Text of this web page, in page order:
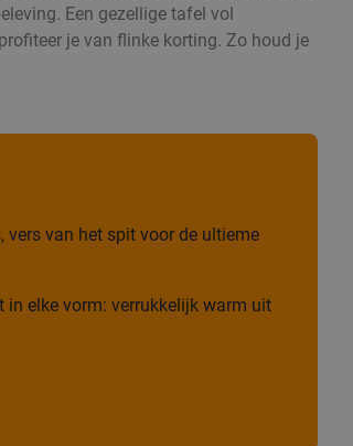
Een gezellige tafel vol
je van flinke korting. Zo houd je
vers van het spit voor de ultieme
in elke vorm: verrukkelijk warm uit